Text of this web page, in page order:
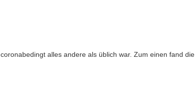
alles andere als üblich war. Zum einen fand